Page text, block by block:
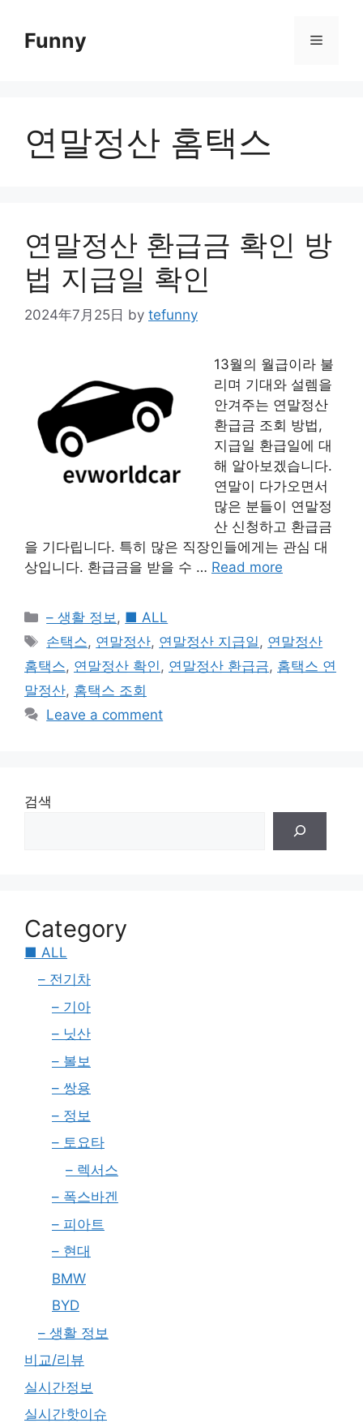
contentFunny Menu
연말정산 홈택스
연말정산 환급금 확인 방
법 지급일 확인
2024年7月25日 by tefunny
13월의 월급이라 불
리며 기대와 설렘을
안겨주는 연말정산
환급금 조회 방법,
지급일 환급일에 대
해 알아보겠습니다.
연말이 다가오면서
많은 분들이 연말정
산 신청하고 환급금
을 기다립니다. 특히 많은 직장인들에게는 관심 대
상입니다. 환급금을 받을 수 … Read more
Categories
– 생활 정보 , ■ ALL
Tags
손택스, 연말정산, 연말정산 지급일 , 연말정산
홈택스, 연말정산 확인 , 연말정산 환급금, 홈택스 연
말정산, 홈택스 조회
Leave a comment
검색
Category
■ ALL
– 전기차
– 기아
– 닛산
– 볼보
– 쌍용
– 정보
– 토요타
– 렉서스
– 폭스바겐
– 피아트
– 현대
BMW
BYD
– 생활 정보
비교/리뷰
실시간정보
실시간핫이슈